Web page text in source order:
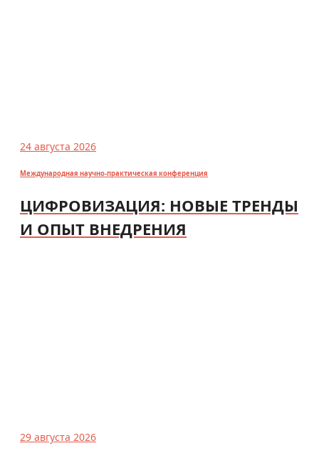
24 августа 2026
Международная научно-практическая конференция
ЦИФРОВИЗАЦИЯ: НОВЫЕ ТРЕНДЫ
И ОПЫТ ВНЕДРЕНИЯ
29 августа 2026